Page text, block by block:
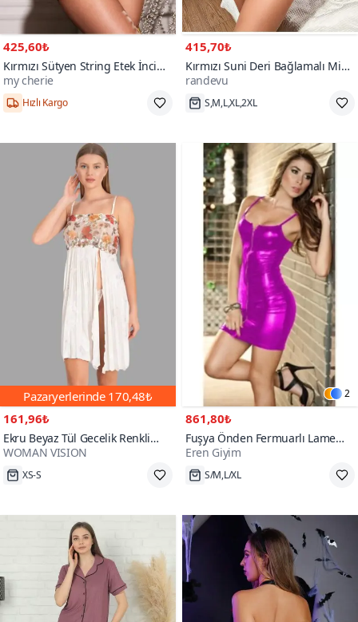
425,60₺
Kırmızı Sütyen String Etek İnci
Detaylı Takım
my cherie
Hızlı Kargo
415,70₺
Kırmızı Suni Deri Bağlamalı Mini
Elbise Kolluk Seti
randevu
50+
S,M,L,XL,2XL
Pazaryerlerinde 170,48₺
161,96₺
Ekru Beyaz Tül Gecelik Renkli
Çiçek Desenli Dantel Detaylı
Askılı Yırtmaçlı
WOMAN VISION
XS-S
2
861,80₺
Fuşya Önden Fermuarlı Lame
Elbise
Eren Giyim
2
S/M,L/XL